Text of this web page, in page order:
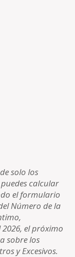
solo los
calcular
el formulario
Número de la
el próximo
sobre los
y Excesivos.